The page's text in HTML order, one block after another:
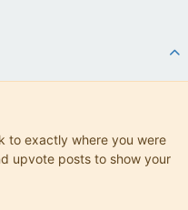
to exactly where you were
upvote posts to show your